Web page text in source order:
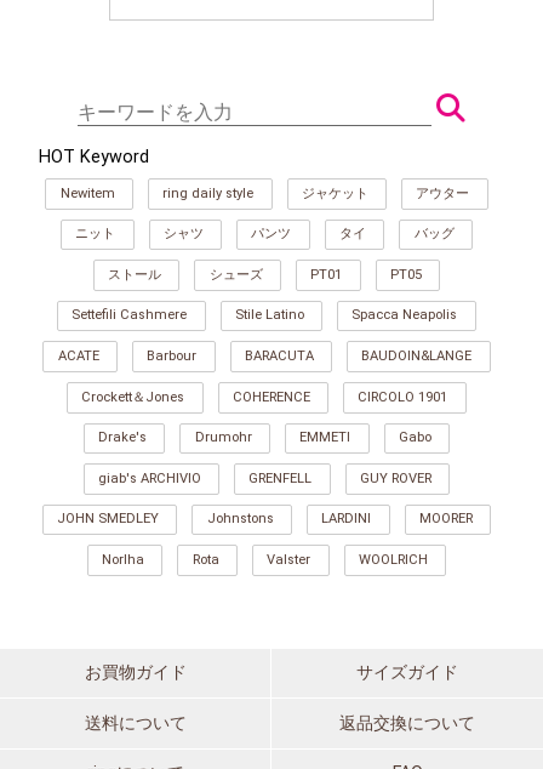
HOT Keyword
Newitem ring daily style ジャケット アウター
ニット シャツ パンツ タイ バッグ
ストール シューズ PT01 PT05
Settefili Cashmere Stile Latino Spacca Neapolis
ACATE Barbour BARACUTA BAUDOIN&LANGE
Crockett＆Jones COHERENCE CIRCOLO 1901
Drake's Drumohr EMMETI Gabo
giab's ARCHIVIO GRENFELL GUY ROVER
JOHN SMEDLEY Johnstons LARDINI MOORER
Norlha Rota Valster WOOLRICH
お買物ガイド サイズガイド
送料について 返品交換について